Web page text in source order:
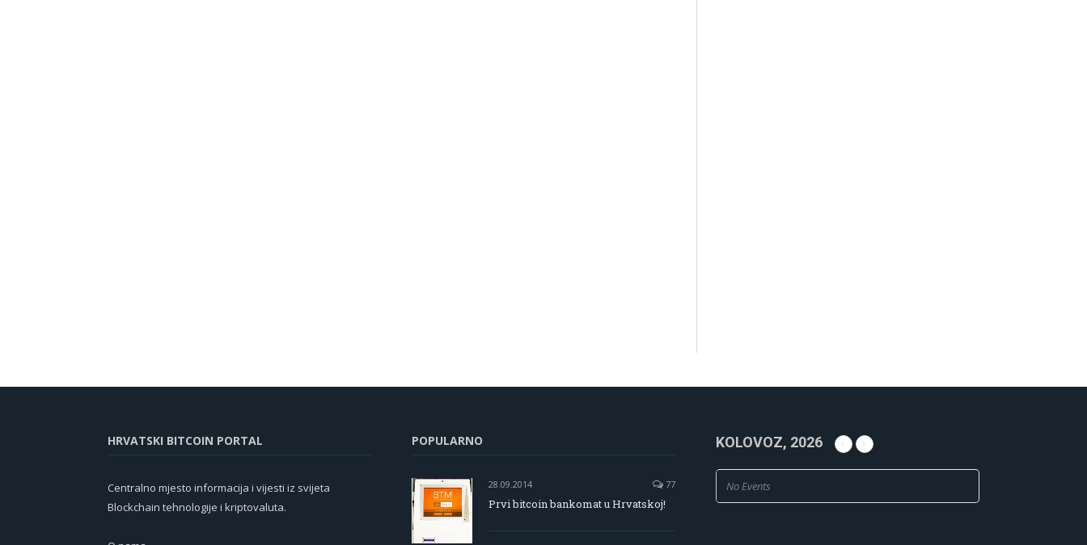
HRVATSKI BITCOIN PORTAL
Centralno mjesto informacija i vijesti iz svijeta
Blockchain tehnologije i kriptovaluta.
POPULARNO
28.09.2014 77
Prvi bitcoin bankomat u Hrvatskoj!
KOLOVOZ, 2026
No Events